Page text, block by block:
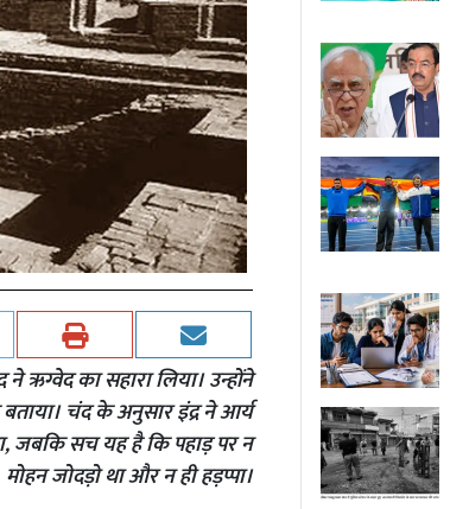
ऋग्वेद का सहारा लिया। उन्होंने
बताया। चंद के अनुसार इंद्र ने आर्य
जबकि सच यह है कि पहाड़ पर न
मोहन जोदड़ो था और न ही हड़प्पा।